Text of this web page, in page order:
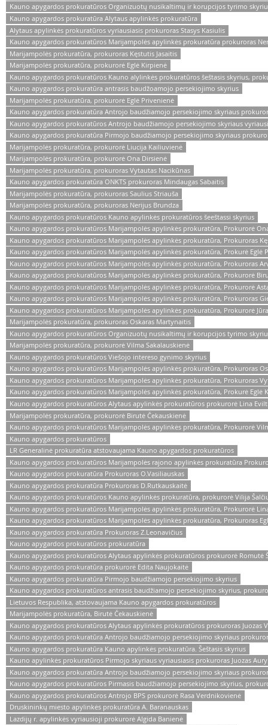
Kauno apygardos prokuratūros Organizuotų nusikaltimų ir korupcijos tyrimo
Kauno apygardos prokuratūra Alytaus apylinkės prokuratūra
Alytaus apylinkės prokuratūros vyriausiasis prokuroras Stasys Kasiulis
Kauno apygardos prokuratūros Marijampolės apylinkės prokuratūra prokuroras
Marijampolės prokuratūra, prokuroras Kęstutis Jasaitis
Marijampolės prokuratūra, prokurorė Eglė Kirpienė
Kauno apygardos prokuratūros Kauno alylinkės prokuratūros šeštasis skyrius,
Kauno apygardos prokuratūra antrasis baudžoamojo persekiojimo skyrius
Marijampolės prokuratūra, prokurorė Eglė Privenienė
Kauno apygardos prokuratūra Antrojo baudžiamojo persekiojimo skyriaus
Kauno apygardos prokuratūros Antrojo baudžiamojo persekiojimo skyriaus
Kauno apygardos prokuratūra Pirmojo baudžiamojo persekiojimo skyriaus
Marijampolės prokuratūra, prokurorė Liucija Kailiuvienė
Marijampolės prokuratūra, prokurorė Ona Dirsienė
Marijampolės prokuratūra, prokuroras Vytautas Nacikūnas
Kauno apygardos prokuratūra ONKTS prokuroras Mindaugas Sabaitis
Marijampolės prokuratūra, prokuroras Saulius Striauša
Marijampolės prokuratūra, prokuroras Nerijus Brundza
Kauno apygardos prokuratūros Kauno apylinkės prokuratūros šeeštassi skyrius
Kauno apygardos prokuratūros Marijampolės apylinkės prokuratūra, Prokurorė
Kauno apygardos prokuratūros Marijampolės apylinkės prokuratūra, Prokuroras
Kauno apygardos prokuratūros Marijampolės apylinkės prokuratūra, Prokurė Eglė
Kauno apygardos prokuratūros Marijampolės apylinkės prokuratūra, Prokuroras
Kauno apygardos prokuratūros Marijampolės apylinkės prokuratūra, Prokurorė
Kauno apygardos prokuratūros Marijampolės apylinkės prokuratūra, Prokurorė
Kauno apygardos prokuratūros Marijampolės apylinkės prokuratūra, Prokuroras
Kauno apygardos prokuratūros Marijampolės apylinkės prokuratūra, Prokurorė
Marijampolės prokuratūra, prokuroras Oskaras Martynaitis
Kauno apygardos prokuratūros Organizuotų nusikaltimų ir korupcijos tyrimo
Marijampolės prokuratūra, prokurorė Vilma Sakalauskienė
Kauno apygardos prokuratūros Viešojo intereso gynimo skyrius
Kauno apygardos prokuratūros Marijampolės apylinkės prokuratūra, Prokuroras
Kauno apygardos prokuratūros Marijampolės apylinkės prokuratūra, Prokuroras
Kauno apygardos prokuratūros Marijampolės apylinkės prokuratūra, Prokurė Eglė
Kauno apygardos prokuratūros Alytaus apylinkės prokuratūros prokurorė Lina
Marijampolės prokuratūra, prokurorė Birutė Čekauskienė
Kauno apygardos prokuratūros Marijampolės apylinkės prokuratūra, Prokurorė
Kauno apygardos prokuratūros
LR Generalinė prokuratūra atstovaujama Kauno apygardos prokuratūros
Kauno apygardos prokuratūros Marijampolės rajono apylinkės prokuratūra
Kauno apygardos prokuratūra Prokuroras O.Vasiliauskas
Kauno apygardos prokuratūra Prokuroras D.Rutkauskaitė
Kauno apygardos prokuratūros Kauno apylinkės prokuratūra, prokurorė Vilija
Kauno apygardos prokuratūros Marijampolės apylinkės prokuratūra, Prokurorė
Kauno apygardos prokuratūros Marijampolės apylinkės prokuratūra, Prokuroras
Kauno apygardos prokuratūra Prokuroras Z.Leonavičius
Kauno apygardos prokuratūros prokuratūra
Kauno apygardos prokuratūros Alytaus apylinkės prokuratūros prokurorė Romutė
Kauno apygardos prokuratūra prokurorė Edita Naujokaitė
Kauno apygardos prokuratūra Pirmojo baudžiamojo persekiojimo skyrius
Kauno apygardos prokuratūros antrasis baudžiamojo persekiojimo skyrius,
Lietuvos Respublika, atstovaujama Kauno apygardos prokuratūros
Marijampolės prokuratūra, Birutė Čekauskienė
Kauno apygardos prokuratūros Alytaus apylinkės prokuratūros prokuroras Juozas
Kauno apygardos prokuratūra Antrojo baudžiamojo persekiojimo skyriaus
Kauno apygardos prokuratūra Kauno apylinkės prokuratūra. Šeštasis skyrius
Kauno apylinkės prokuratūros Pirmojo skyriaus vyriausiasis prokuroras Juozas
Kauno apygardos prokuratūra Antrojo baudžiamojo persekiojimo skyriaus
Kauno apygardos prokuratūros Pirmasis baudžiamojo persekiojimo skyrius,
Kauno apygardos prokuratūros Antrojo BPS prokurorė Rasa Verdnikovienė
Druskininkų miesto apylinkės prokuratūra A. Baranauskas
Lazdijų r. apylinkės vyriausioji prokurorė Algida Banienė